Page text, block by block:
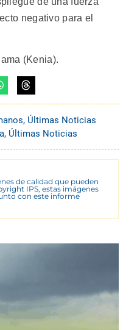
negativo para el
(Kenia).
, Últimas Noticias
, Últimas Noticias
de calidad que pueden
IPS, estas imágenes
con este informe